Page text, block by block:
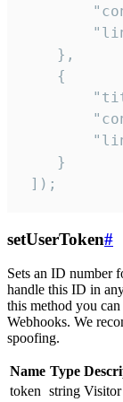
    },
    {
    }
]);
setUserToken#
Sets an ID number
handle this ID in
this method you
Webhooks. We
spoofing.
Name Type
token string